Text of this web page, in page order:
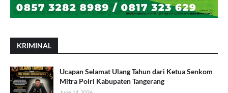
KRIMINAL
Ucapan Selamat Ulang Tahun dari Ketua Senkom
Mitra Polri Kabupaten Tangerang